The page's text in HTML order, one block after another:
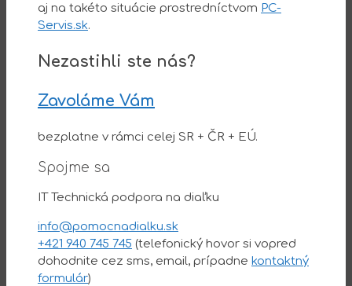
aj na takéto situácie prostredníctvom PC-
Servis.sk.
Nezastihli ste nás?
Zavoláme Vám
bezplatne v rámci celej SR + ČR + EÚ.
Spojme sa
IT Technická podpora na diaľku
info@pomocnadialku.sk
+421 940 745 745 (telefonický hovor si vopred
dohodnite cez sms, email, prípadne kontaktný
formulár)